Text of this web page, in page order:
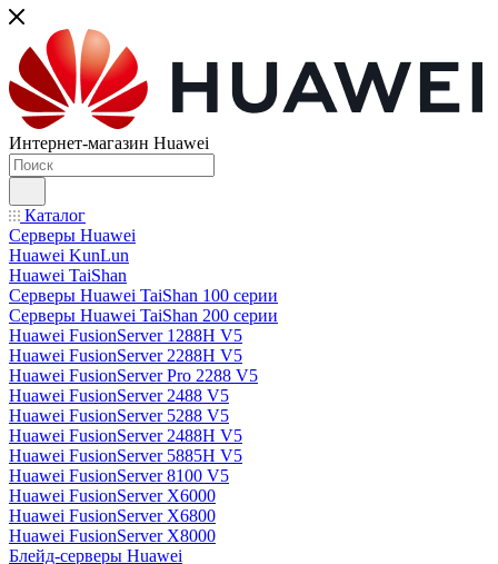
Интернет-магазин Huawei
Каталог
Серверы Huawei
Huawei KunLun
Huawei TaiShan
Серверы Huawei TaiShan 100 серии
Серверы Huawei TaiShan 200 серии
Huawei FusionServer 1288H V5
Huawei FusionServer 2288H V5
Huawei FusionServer Pro 2288 V5
Huawei FusionServer 2488 V5
Huawei FusionServer 5288 V5
Huawei FusionServer 2488H V5
Huawei FusionServer 5885H V5
Huawei FusionServer 8100 V5
Huawei FusionServer X6000
Huawei FusionServer X6800
Huawei FusionServer X8000
Блейд-серверы Huawei